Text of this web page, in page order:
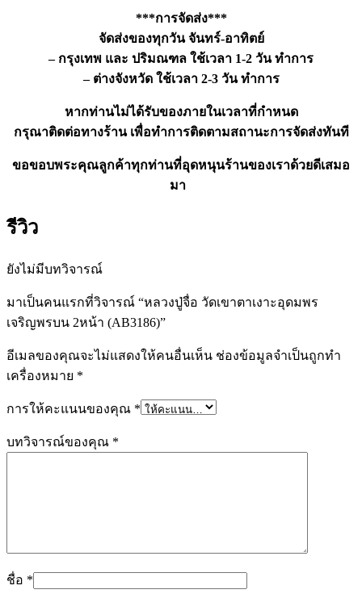
***การจัดส่ง***
จัดส่งของทุกวัน จันทร์-อาทิตย์
– กรุงเทพ และ ปริมณฑล ใช้เวลา 1-2 วัน ทำการ
– ต่างจังหวัด ใช้เวลา 2-3 วัน ทำการ
หากท่านไม่ได้รับของภายในเวลาที่กำหนด
กรุณาติดต่อทางร้าน เพื่อทำการติดตามสถานะการจัดส่งทันที
ขอขอบพระคุณลูกค้าทุกท่านที่อุดหนุนร้านของเราด้วยดีเสมอ
มา
รีวิว
ยังไม่มีบทวิจารณ์
มาเป็นคนแรกที่วิจารณ์ “หลวงปู่จื่อ วัดเขาตาเงาะอุดมพร
เจริญพรบน 2หน้า (AB3186)”
อีเมลของคุณจะไม่แสดงให้คนอื่นเห็น ช่องข้อมูลจำเป็นถูกทำ
เครื่องหมาย *
การให้คะแนนของคุณ *
บทวิจารณ์ของคุณ *
ชื่อ *